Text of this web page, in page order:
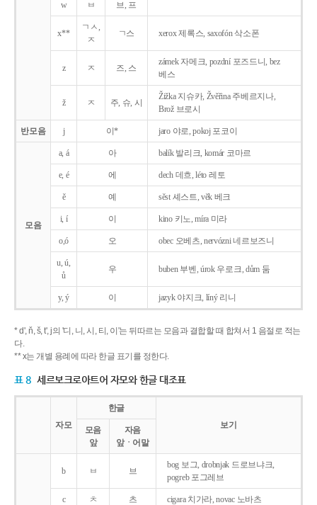
w ㅂ 브, 프
x**
ㄱㅅ,
ㅈ
ㄱ스 xerox 제록스, saxofón 삭소폰
z ㅈ 즈, 스
zámek 자메크, pozdní 포즈드니, bez
베스
ž ㅈ 주, 슈, 시
Žižka 지슈카, Žvěřina 주베르지나,
Brož 브로시
반모음 j 이* jaro 야로, pokoj 포코이
모음
a, á 아 balík 발리크, komár 코마르
e, é 에 dech 데흐, léto 레토
ě 예 sěst 셰스트, věk 베크
i, í 이 kino 키노, míra 미라
o,ó 오 obec 오베츠, nervózni 네르보즈니
u, ú,
ů
우 buben 부벤, úrok 우로크, dům 둠
y, ý 이 jazyk야지크, líný 리니
* d', ň, š, t', j의 '디, 니, 시, 티, 이'는 뒤따르는 모음과 결합할 때 합쳐서 1 음절로 적는
다.
** x는 개별 용례에 따라 한글 표기를 정한다.
표 8 세르보크로아트어 자모와 한글 대조표
자모
한글
보기
모음
앞
자음
앞ㆍ어말
b ㅂ 브
bog 보그, drobnjak 드로브냐크,
pogreb 포그레브
c ㅊ 츠 cigara 치가라, novac 노바츠